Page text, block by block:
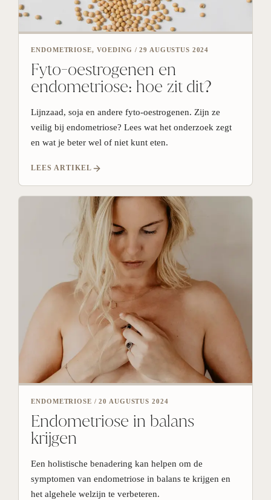
ENDOMETRIOSE, VOEDING / 29 AUGUSTUS 2024
Fyto-oestrogenen en
endometriose: hoe zit dit?
Lijnzaad, soja en andere fyto-oestrogenen. Zijn ze
veilig bij endometriose? Lees wat het onderzoek zegt
en wat je beter wel of niet kunt eten.
LEES ARTIKEL
ENDOMETRIOSE / 20 AUGUSTUS 2024
Endometriose in balans
krijgen
Een holistische benadering kan helpen om de
symptomen van endometriose in balans te krijgen en
het algehele welzijn te verbeteren.